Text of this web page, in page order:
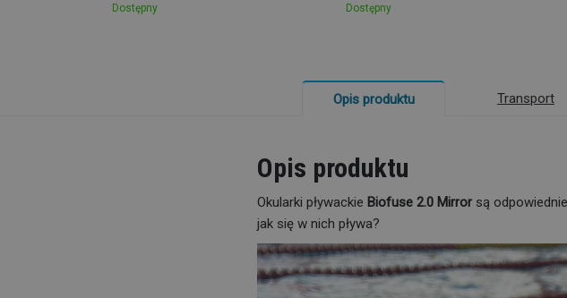
Dostępny Dostępny
Opis produktu Transport
Opis produktu
Okularki pływackie Biofuse 2.0 Mirrorsą odpowiednie
jak się w nich pływa?